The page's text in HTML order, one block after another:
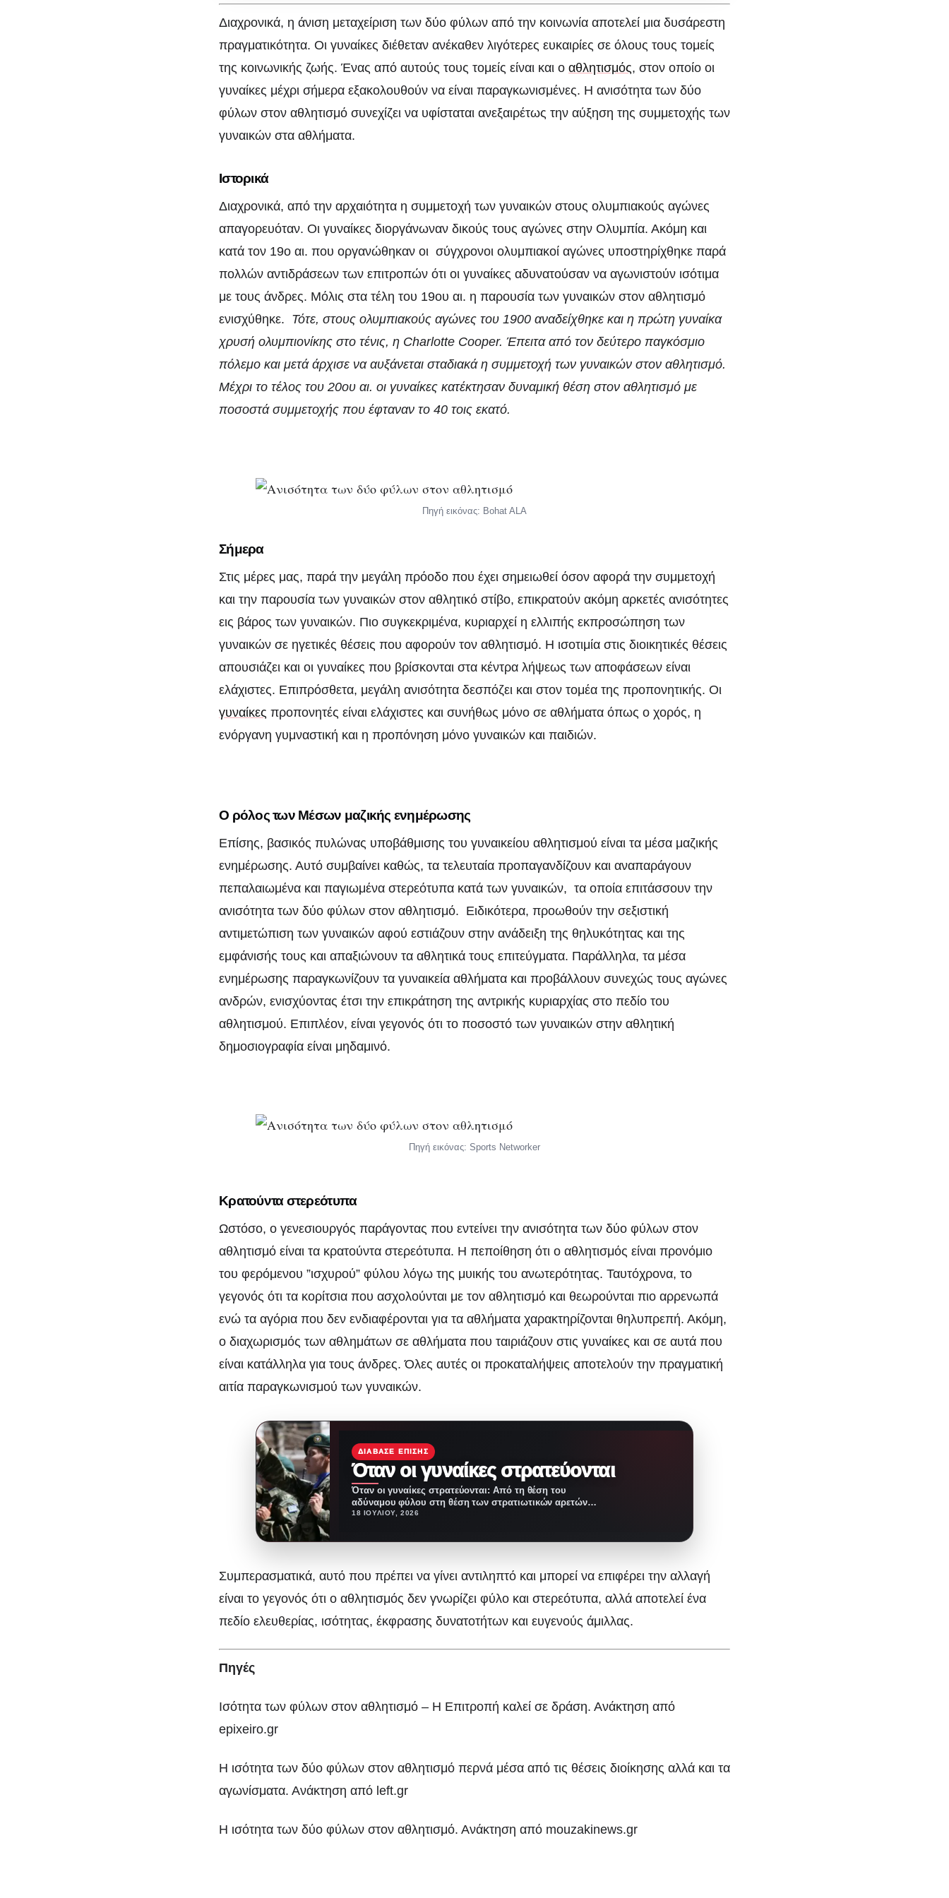
Ανισότητα των δύο
φύλων στον αθλητισμό
στον
αθλητισμό
Διαχρονικά, η άνιση μεταχείριση των δύο φύλων από την κοινωνία αποτελεί μια δυσάρεστη
πραγματικότητα. Οι γυναίκες διέθεταν ανέκαθεν λιγότερες ευκαιρίες σε όλους τους τομείς
της κοινωνικής ζωής. Ένας από αυτούς τους τομείς είναι και ο αθλητισμός, στον οποίο οι
γυναίκες μέχρι σήμερα εξακολουθούν να είναι παραγκωνισμένες. Η ανισότητα των δύο
φύλων στον αθλητισμό συνεχίζει να υφίσταται ανεξαιρέτως την αύξηση της συμμετοχής των
γυναικών στα αθλήματα.
Ιστορικά
Διαχρονικά, από την αρχαιότητα η συμμετοχή των γυναικών στους ολυμπιακούς αγώνες
απαγορευόταν. Οι γυναίκες διοργάνωναν δικούς τους αγώνες στην Ολυμπία. Ακόμη και
κατά τον 19ο αι. που οργανώθηκαν οι σύγχρονοι ολυμπιακοί αγώνες υποστηρίχθηκε παρά
πολλών αντιδράσεων των επιτροπών ότι οι γυναίκες αδυνατούσαν να αγωνιστούν ισότιμα
με τους άνδρες. Μόλις στα τέλη του 19ου αι. η παρουσία των γυναικών στον αθλητισμό
ενισχύθηκε. Τότε, στους ολυμπιακούς αγώνες του 1900 αναδείχθηκε και η πρώτη γυναίκα
χρυσή ολυμπιονίκης στο τένις, η Charlotte Cooper. Έπειτα από τον δεύτερο παγκόσμιο
πόλεμο και μετά άρχισε να αυξάνεται σταδιακά η συμμετοχή των γυναικών στον αθλητισμό.
Μέχρι το τέλος του 20ου αι. οι γυναίκες κατέκτησαν δυναμική θέση στον αθλητισμό με
ποσοστά συμμετοχής που έφταναν το 40 τοις εκατό.
Πηγή εικόνας: Bohat ALA
Σήμερα
Στις μέρες μας, παρά την μεγάλη πρόοδο που έχει σημειωθεί όσον αφορά την συμμετοχή
και την παρουσία των γυναικών στον αθλητικό στίβο, επικρατούν ακόμη αρκετές ανισότητες
εις βάρος των γυναικών. Πιο συγκεκριμένα, κυριαρχεί η ελλιπής εκπροσώπηση των
γυναικών σε ηγετικές θέσεις που αφορούν τον αθλητισμό. Η ισοτιμία στις διοικητικές θέσεις
απουσιάζει και οι γυναίκες που βρίσκονται στα κέντρα λήψεως των αποφάσεων είναι
ελάχιστες. Επιπρόσθετα, μεγάλη ανισότητα δεσπόζει και στον τομέα της προπονητικής. Οι
γυναίκες προπονητές είναι ελάχιστες και συνήθως μόνο σε αθλήματα όπως ο χορός, η
ενόργανη γυμναστική και η προπόνηση μόνο γυναικών και παιδιών.
Ο ρόλος των Μέσων μαζικής ενημέρωσης
Επίσης, βασικός πυλώνας υποβάθμισης του γυναικείου αθλητισμού είναι τα μέσα μαζικής
ενημέρωσης. Αυτό συμβαίνει καθώς, τα τελευταία προπαγανδίζουν και αναπαράγουν
πεπαλαιωμένα και παγιωμένα στερεότυπα κατά των γυναικών, τα οποία επιτάσσουν την
ανισότητα των δύο φύλων στον αθλητισμό. Ειδικότερα, προωθούν την σεξιστική
αντιμετώπιση των γυναικών αφού εστιάζουν στην ανάδειξη της θηλυκότητας και της
εμφάνισής τους και απαξιώνουν τα αθλητικά τους επιτεύγματα. Παράλληλα, τα μέσα
ενημέρωσης παραγκωνίζουν τα γυναικεία αθλήματα και προβάλλουν συνεχώς τους αγώνες
ανδρών, ενισχύοντας έτσι την επικράτηση της αντρικής κυριαρχίας στο πεδίο του
αθλητισμού. Επιπλέον, είναι γεγονός ότι το ποσοστό των γυναικών στην αθλητική
δημοσιογραφία είναι μηδαμινό.
Πηγή εικόνας: Sports Networker
Κρατούντα στερεότυπα
Ωστόσο, ο γενεσιουργός παράγοντας που εντείνει την ανισότητα των δύο φύλων στον
αθλητισμό είναι τα κρατούντα στερεότυπα. Η πεποίθηση ότι ο αθλητισμός είναι προνόμιο
του φερόμενου ”ισχυρού” φύλου λόγω της μυικής του ανωτερότητας. Ταυτόχρονα, το
γεγονός ότι τα κορίτσια που ασχολούνται με τον αθλητισμό και θεωρούνται πιο αρρενωπά
ενώ τα αγόρια που δεν ενδιαφέρονται για τα αθλήματα χαρακτηρίζονται θηλυπρεπή. Ακόμη,
ο διαχωρισμός των αθλημάτων σε αθλήματα που ταιριάζουν στις γυναίκες και σε αυτά που
είναι κατάλληλα για τους άνδρες. Όλες αυτές οι προκαταλήψεις αποτελούν την πραγματική
αιτία παραγκωνισμού των γυναικών.
ΔΙΆΒΑΣΕ ΕΠΊΣΗΣ
Όταν οι γυναίκες στρατεύονται
Όταν οι γυναίκες στρατεύονται: Από τη θέση του
αδύναμου φύλου στη θέση των στρατιωτικών αρετών
Και…
18 ΙΟΥΛΊΟΥ, 2026
Συμπερασματικά, αυτό που πρέπει να γίνει αντιληπτό και μπορεί να επιφέρει την αλλαγή
είναι το γεγονός ότι ο αθλητισμός δεν γνωρίζει φύλο και στερεότυπα, αλλά αποτελεί ένα
πεδίο ελευθερίας, ισότητας, έκφρασης δυνατοτήτων και ευγενούς άμιλλας.
Πηγές
Ισότητα των φύλων στον αθλητισμό – Η Επιτροπή καλεί σε δράση. Ανάκτηση από
epixeiro.gr
Η ισότητα των δύο φύλων στον αθλητισμό περνά μέσα από τις θέσεις διοίκησης αλλά και τα
αγωνίσματα. Ανάκτηση από left.gr
Η ισότητα των δύο φύλων στον αθλητισμό. Ανάκτηση από mouzakinews.gr